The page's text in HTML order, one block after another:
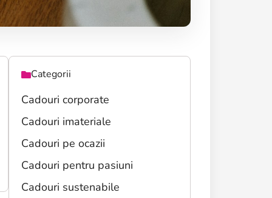
Categorii
Cadouri corporate
Cadouri imateriale
Cadouri pe ocazii
Cadouri pentru pasiuni
Cadouri sustenabile